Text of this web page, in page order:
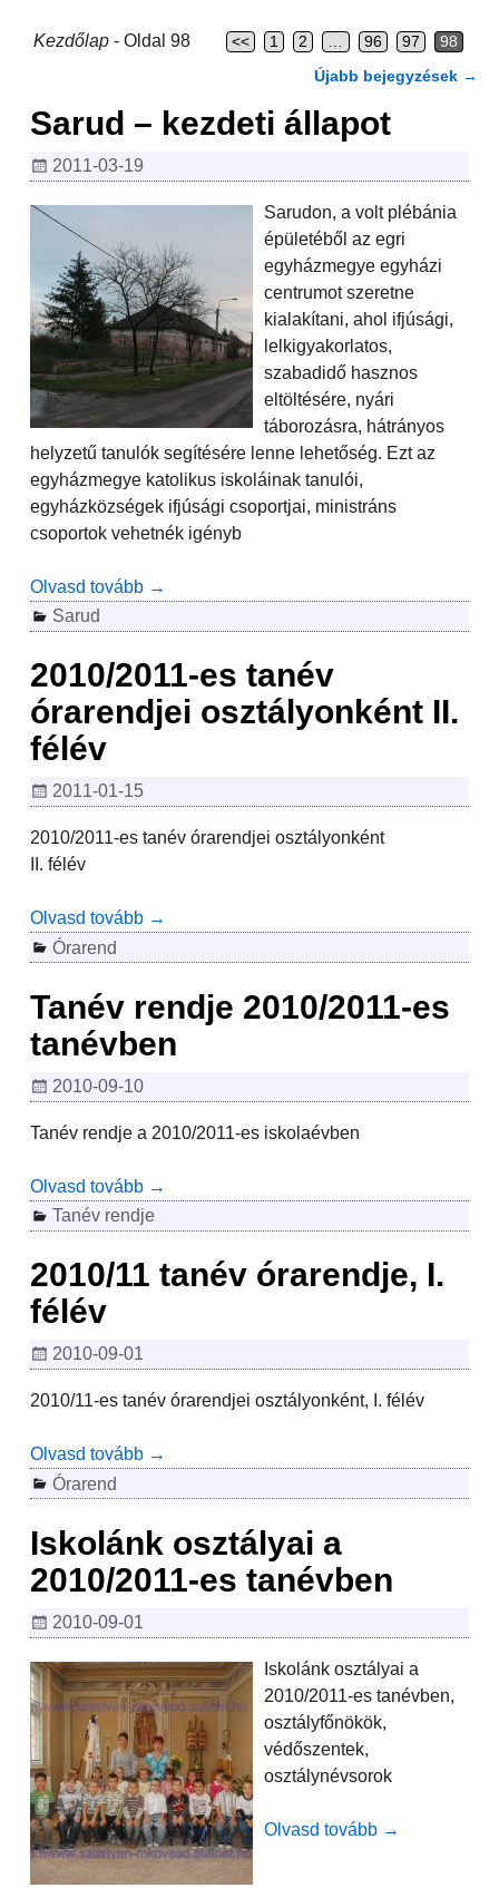
Kezdőlap - Oldal 98 << 1 2 … 96 97 98
Újabb bejegyzések →
Sarud – kezdeti állapot
2011-03-19
Sarudon, a volt plébánia
épületéből az egri
egyházmegye egyházi
centrumot szeretne
kialakítani, ahol ifjúsági,
lelkigyakorlatos,
szabadidő hasznos
eltöltésére, nyári
táborozásra, hátrányos
helyzetű tanulók segítésére lenne lehetőség. Ezt az
egyházmegye katolikus iskoláinak tanulói,
egyházközségek ifjúsági csoportjai, ministráns
csoportok vehetnék igényb
Olvasd tovább →
Sarud
2010/2011-es tanév
órarendjei osztályonként II.
félév
2011-01-15
2010/2011-es tanév órarendjei osztályonként
II. félév
Olvasd tovább →
Órarend
Tanév rendje 2010/2011-es
tanévben
2010-09-10
Tanév rendje a 2010/2011-es iskolaévben
Olvasd tovább →
Tanév rendje
2010/11 tanév órarendje, I.
félév
2010-09-01
2010/11-es tanév órarendjei osztályonként, I. félév
Olvasd tovább →
Órarend
Iskolánk osztályai a
2010/2011-es tanévben
2010-09-01
Iskolánk osztályai a
2010/2011-es tanévben,
osztályfőnökök,
védőszentek,
osztálynévsorok
Olvasd tovább →